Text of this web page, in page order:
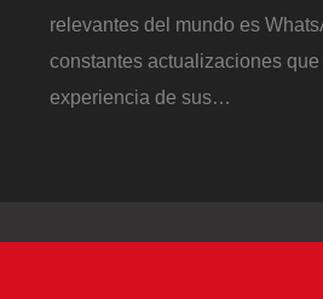
relevantes del mundo es
constantes actualizaciones
experiencia de sus…